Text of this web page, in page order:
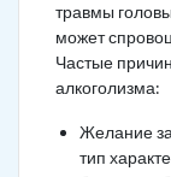
травмы
может
Частые
алкоголизма:
Желание
тип